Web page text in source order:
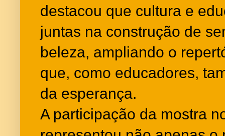
destacou que cultura e
juntas na construção de
beleza, ampliando o
que, como educadores,
da esperança.
A participação da mostra